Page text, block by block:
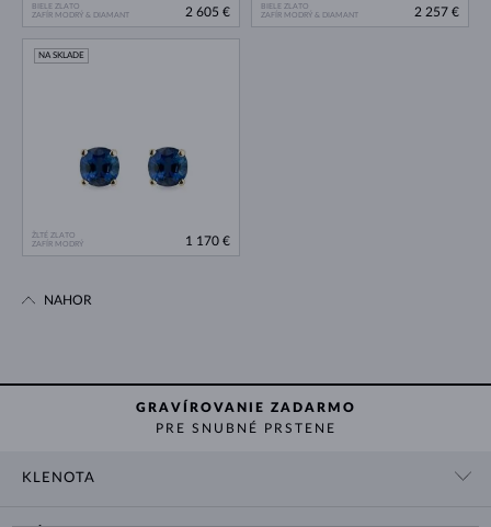
BIELE ZLATO
ZAFÍR MODRÝ & DIAMANT
2 605 €
BIELE ZLATO
ZAFÍR MODRÝ & DIAMANT
2 257 €
ŽLTÉ ZLATO
ZAFÍR MODRÝ
NA SKLADE
1 170 €
NAHOR
GRAVÍROVANIE ZADARMO
PRE SNUBNÉ PRSTENE
KLENOTA